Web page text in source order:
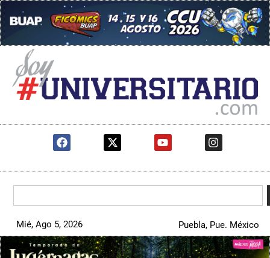
Mié, Ago 5, 2026 Puebla, Pue. México